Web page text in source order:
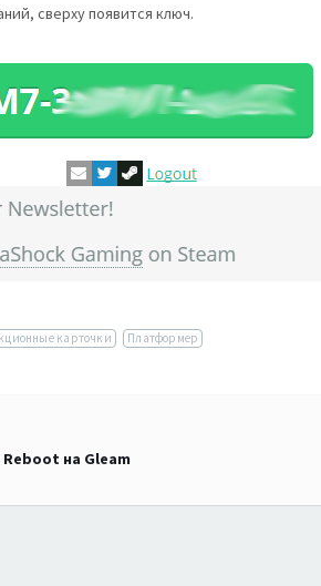
сверху появится ключ.
карточки Платформер
на Gleam